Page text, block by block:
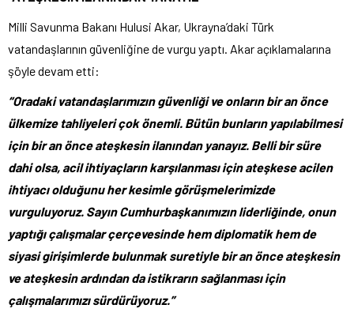
Milli Savunma Bakanı Hulusi Akar, Ukrayna’daki Türk
vatandaşlarının güvenliğine de vurgu yaptı. Akar açıklamalarına
şöyle devam etti:
“Oradaki vatandaşlarımızın güvenliği ve onların bir an önce
ülkemize tahliyeleri çok önemli. Bütün bunların yapılabilmesi
için bir an önce ateşkesin ilanından yanayız. Belli bir süre
dahi olsa, acil ihtiyaçların karşılanması için ateşkese acilen
ihtiyacı olduğunu her kesimle görüşmelerimizde
vurguluyoruz. Sayın Cumhurbaşkanımızın liderliğinde, onun
yaptığı çalışmalar çerçevesinde hem diplomatik hem de
siyasi girişimlerde bulunmak suretiyle bir an önce ateşkesin
ve ateşkesin ardından da istikrarın sağlanması için
çalışmalarımızı sürdürüyoruz.”